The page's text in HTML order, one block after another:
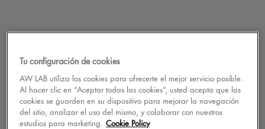
Tu configuración de cookies
AW LAB utiliza los cookies para ofrecerte el mejor servicio posible.
Al hacer clic en “Aceptar todas las cookies”, usted acepta que las
cookies se guarden en su dispositivo para mejorar la navegación
del sitio, analizar el uso del mismo, y colaborar con nuestros
estudios para marketing. Cookie Policy